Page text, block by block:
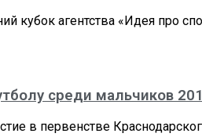
кубок агентства «Идея про
среди мальчиков
в первенстве